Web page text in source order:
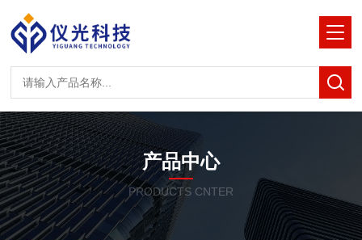
产品中心
PRODUCTS CNTER